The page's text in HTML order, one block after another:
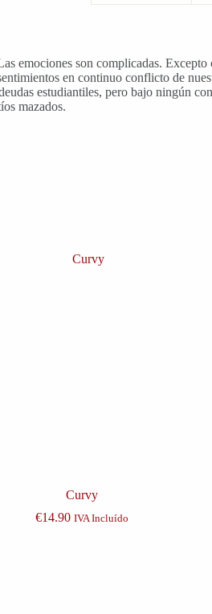
son complicadas. Excepto
en continuo conflicto de
estudiantiles, pero bajo ningún
mazados.
Curvy
€14.90 IVA Incluído